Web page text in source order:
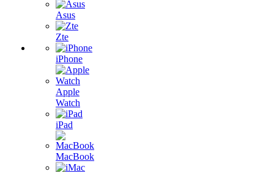
Asus
Zte
iPhone
Apple
Watch
iPad
MacBook